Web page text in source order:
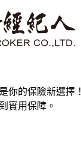
你的保險新選擇！
實用保障。